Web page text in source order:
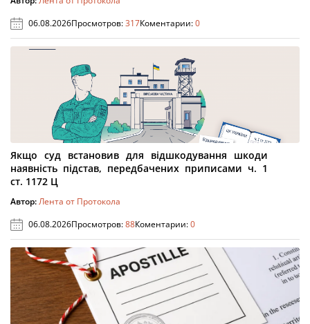
06.08.2026Просмотров:317Коментарии:0
Якщо суд встановив для відшкодування шкоди
наявність підстав, передбачених приписами ч. 1
ст. 1172 Ц
Автор:Лента от Протокола
06.08.2026Просмотров:88Коментарии:0